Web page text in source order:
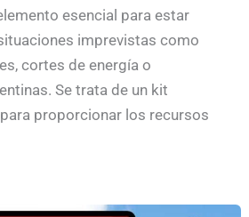
esencial para estar
imprevistas como
cortes de energía o
Se trata de un kit
proporcionar los recursos